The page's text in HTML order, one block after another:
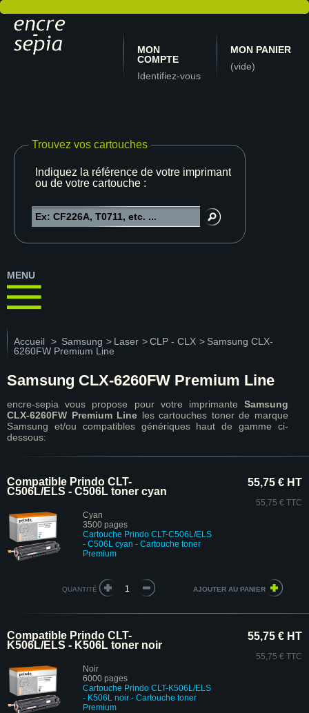
MON
COMPTE
Identifiez-vous
MON PANIER
(vide)
Trouvez vos cartouches
Indiquez la référence de votre imprimante
ou de votre cartouche :
MENU
Accueil > Samsung > Laser >CLP - CLX > Samsung CLX-
6260FW Premium Line
Samsung CLX-6260FW Premium Line
encre-sepia vous propose pour votre imprimante Samsung
CLX-6260FW Premium Line les cartouches toner de marque
Samsung et/ou compatibles génériques haut de gamme ci-
dessous:
Compatible Prindo CLT-
C506L/ELS - C506L toner cyan
Cyan
3500 pages
Cartouche Prindo CLT-C506L/ELS
- C506L cyan - Cartouche toner
Premium
55,75 € HT
55,75 € TTC
QUANTITÉ
Compatible Prindo CLT-
K506L/ELS - K506L toner noir
Noir
6000 pages
Cartouche Prindo CLT-K506L/ELS
- K506L noir - Cartouche toner
Premium
55,75 € HT
55,75 € TTC